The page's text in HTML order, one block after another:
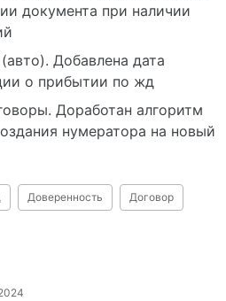
документа при наличии
Добавлена дата
о прибытии по жд
Доработан алгоритм
нумератора на новый
Доверенность Договор